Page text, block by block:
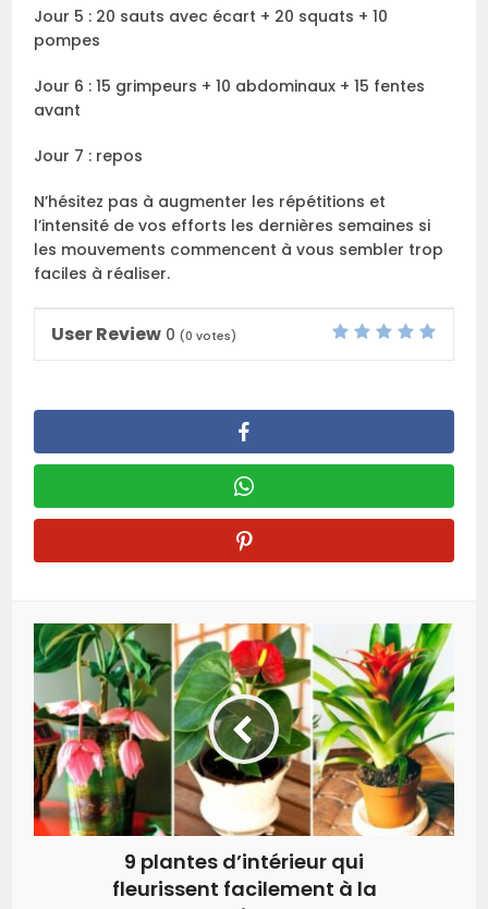
Jour 5 : 20 sauts avec écart + 20 squats + 10
pompes
Jour 6 : 15 grimpeurs + 10 abdominaux + 15 fentes
avant
Jour 7 : repos
N’hésitez pas à augmenter les répétitions et
l’intensité de vos efforts les dernières semaines si
les mouvements commencent à vous sembler trop
faciles à réaliser.
User Review 0 (0 votes)
9 plantes d’intérieur qui
fleurissent facilement à la